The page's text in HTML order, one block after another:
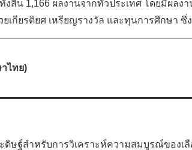
สิ้น 1,166 ผลงานจากทั่วประเทศ โดยมีผลง
เกียรติยศ เหรียญรางวัล และทุนการศึกษา ซึ่
ไทย)
ษฐ์สำหรับการวิเคราะห์ความสมบูรณ์ของเลื